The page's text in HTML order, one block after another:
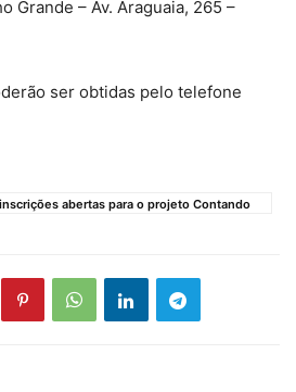
Grande – Av. Araguaia, 265 –
ser obtidas pelo telefone
abertas para o projeto Contando